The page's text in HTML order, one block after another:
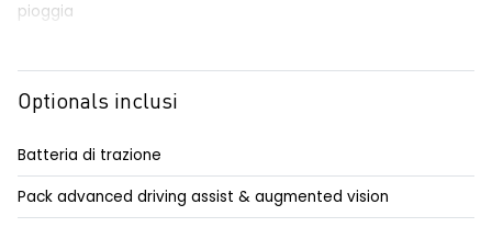
pioggia
posteriori
airbag frontali conducente e passeggero
alert sonoro per i pedoni
alzacristalli anteriori elettrici impulsionali
Optionals inclusi
Batteria di trazione
Pack advanced driving assist & augmented vision